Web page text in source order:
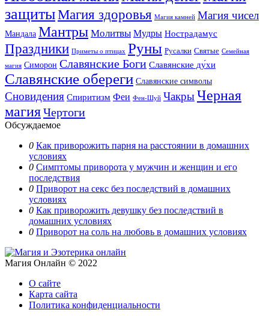
защитыМагия здоровья Магия камней Магия чисел
Мандала Мантры Молитвы Мудры Нострадамус
Праздники Приметы о птицах Руны Русалки Святые Семейная
магия Симорон Славянские Боги Славянские ду́хи
Славянские обереги Славянские символы
Сновидения Спиритизм Феи Фен-Шуй ЧакрыЧерная
магияЧертоги
Обсуждаемое
0 Как приворожить парня на расстоянии в домашних
условиях
0 Симптомы приворота у мужчин и женщин и его
последствия
0 Приворот на секс без последствий в домашних
условиях
0 Как приворожить девушку без последствий в
домашних условиях
0 Приворот на соль на любовь в домашних условиях
Магия Онлайн © 2022
О сайте
Карта сайта
Политика конфиденциальности